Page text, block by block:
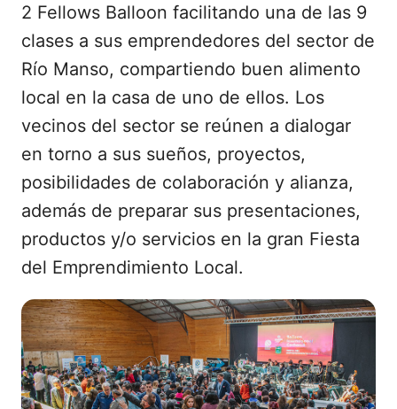
2 Fellows Balloon facilitando una de las 9
clases a sus emprendedores del sector de
Río Manso, compartiendo buen alimento
local en la casa de uno de ellos. Los
vecinos del sector se reúnen a dialogar
en torno a sus sueños, proyectos,
posibilidades de colaboración y alianza,
además de preparar sus presentaciones,
productos y/o servicios en la gran Fiesta
del Emprendimiento Local.